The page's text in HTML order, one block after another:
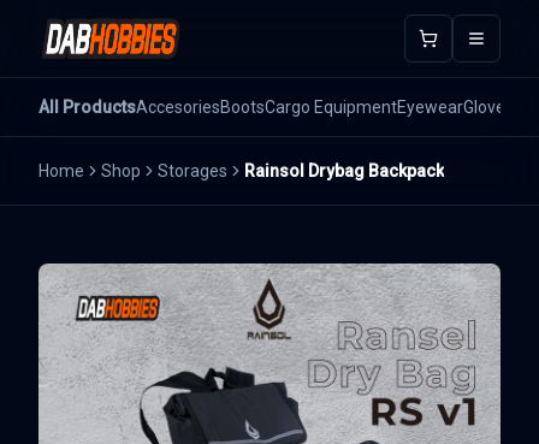
Open
All ProductsAccesoriesBootsCargo EquipmentEyewearGloves
Home Shop Storages Rainsol Drybag Backpack